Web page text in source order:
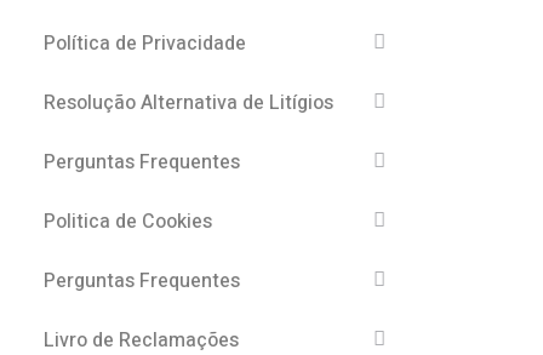
Política de Privacidade
Resolução Alternativa de Litígios
Perguntas Frequentes
Politica de Cookies
Perguntas Frequentes
Livro de Reclamações